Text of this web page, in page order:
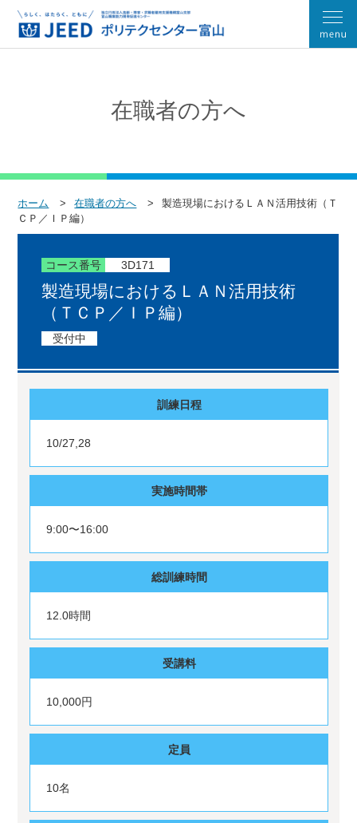
在職者の方へ
ホーム 在職者の方へ
製造現場におけるＬＡＮ活用技術（Ｔ
ＣＰ／ＩＰ編）
コース番号 3D171
製造現場におけるＬＡＮ活用技術
（ＴＣＰ／ＩＰ編）
受付中
訓練日程
10/27,28
実施時間帯
9:00〜16:00
総訓練時間
12.0時間
受講料
10,000円
定員
10名